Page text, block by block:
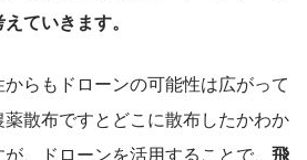
ていきます。
らもドローンの可能性は広がって
散布ですとどこに散布したかわか
、ドローンを活用することで、 飛